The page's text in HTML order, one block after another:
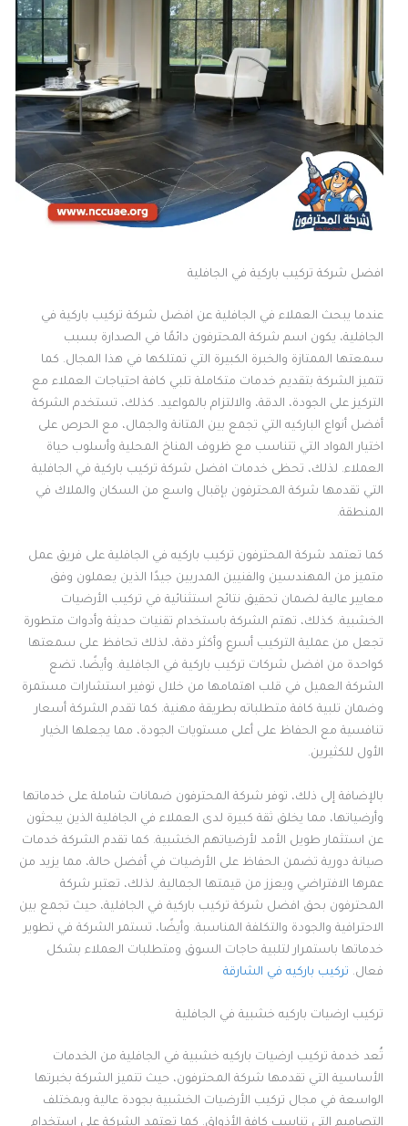
افضل شركة تركيب باركية في الجافلية
عندما يبحث العملاء في الجافلية عن افضل شركة تركيب باركية في
الجافلية، يكون اسم شركة المحترفون دائمًا في الصدارة بسبب
سمعتها الممتازة والخبرة الكبيرة التي تمتلكها في هذا المجال. كما
تتميز الشركة بتقديم خدمات متكاملة تلبي كافة احتياجات العملاء مع
التركيز على الجودة، الدقة، والالتزام بالمواعيد. كذلك، تستخدم الشركة
أفضل أنواع الباركيه التي تجمع بين المتانة والجمال، مع الحرص على
اختيار المواد التي تتناسب مع ظروف المناخ المحلية وأسلوب حياة
العملاء. لذلك، تحظى خدمات افضل شركة تركيب باركية في الجافلية
التي تقدمها شركة المحترفون بإقبال واسع من السكان والملاك في
المنطقة.
كما تعتمد شركة المحترفون تركيب باركيه في الجافلية على فريق عمل
متميز من المهندسين والفنيين المدربين جيدًا الذين يعملون وفق
معايير عالية لضمان تحقيق نتائج استثنائية في تركيب الأرضيات
الخشبية. كذلك، تهتم الشركة باستخدام تقنيات حديثة وأدوات متطورة
تجعل من عملية التركيب أسرع وأكثر دقة، لذلك تحافظ على سمعتها
كواحدة من افضل شركات تركيب باركية في الجافلية. وأيضًا، تضع
الشركة العميل في قلب اهتمامها من خلال توفير استشارات مستمرة
وضمان تلبية كافة متطلباته بطريقة مهنية. كما تقدم الشركة أسعار
تنافسية مع الحفاظ على أعلى مستويات الجودة، مما يجعلها الخيار
الأول للكثيرين.
بالإضافة إلى ذلك، توفر شركة المحترفون ضمانات شاملة على خدماتها
وأرضياتها، مما يخلق ثقة كبيرة لدى العملاء في الجافلية الذين يبحثون
عن استثمار طويل الأمد لأرضياتهم الخشبية. كما تقدم الشركة خدمات
صيانة دورية تضمن الحفاظ على الأرضيات في أفضل حالة، مما يزيد من
عمرها الافتراضي ويعزز من قيمتها الجمالية. لذلك، تعتبر شركة
المحترفون بحق افضل شركة تركيب باركية في الجافلية، حيث تجمع بين
الاحترافية والجودة والتكلفة المناسبة. وأيضًا، تستمر الشركة في تطوير
خدماتها باستمرار لتلبية حاجات السوق ومتطلبات العملاء بشكل
فعال. تركيب باركيه في الشارقة
تركيب ارضيات باركيه خشبية في الجافلية
تُعد خدمة تركيب ارضيات باركيه خشبية في الجافلية من الخدمات
الأساسية التي تقدمها شركة المحترفون، حيث تتميز الشركة بخبرتها
الواسعة في مجال تركيب الأرضيات الخشبية بجودة عالية وبمختلف
التصاميم التي تناسب كافة الأذواق. كما تعتمد الشركة على استخدام